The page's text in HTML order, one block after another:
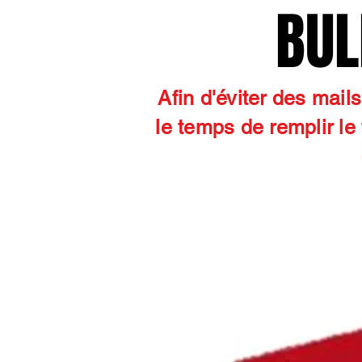
Afin d'éviter des
le temps de remplir